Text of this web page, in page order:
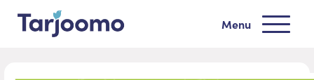
Siirry sisältöön
Menu